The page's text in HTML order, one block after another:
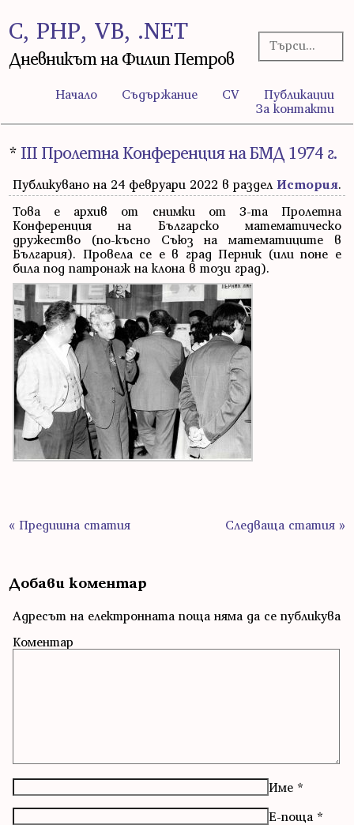
C, PHP, VB, .NET
Дневникът на Филип Петров
Начало Съдържание CV
Публикации
За контакти
* III Пролетна Конференция на БМД 1974 г.
Публикувано на 24 февруари 2022 в раздел История.
Това е архив от снимки от 3-та Пролетна
Конференция на Българско математическо
дружество (по-късно Съюз на математиците в
България). Провела се е в град Перник (или поне е
била под патронаж на клона в този град).
« Предишна статия Следваща статия »
Добави коментар
Адресът на електронната поща няма да се публикува
Коментар
Име *
Е-поща *